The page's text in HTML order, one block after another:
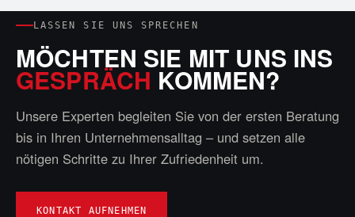
LASSEN SIE UNS SPRECHEN
MÖCHTEN SIE MIT UNS INS
GESPRÄCH KOMMEN?
Unsere Experten begleiten Sie von der ersten Beratung
bis in Ihren Unternehmensalltag – und setzen alle
nötigen Schritte zu Ihrer Zufriedenheit um.
KONTAKT AUFNEHMEN